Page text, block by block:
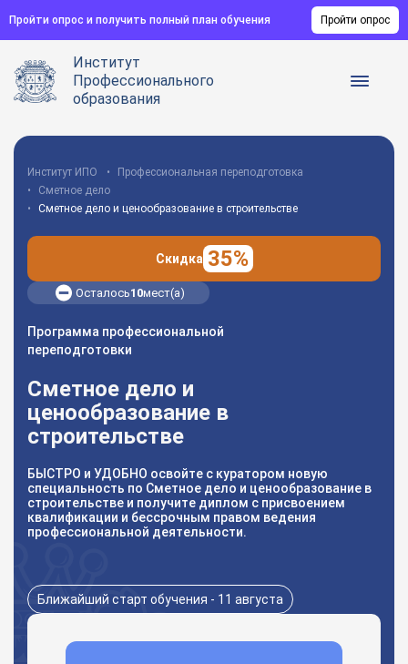
Пройти опрос и получить полный план обучения Пройти опрос
Институт
Профессионального
образования
Институт ИПО
Профессиональная переподготовка
Сметное дело
Сметное дело и ценообразование в строительстве
Скидка 35%
Осталось10мест(а)
Программа профессиональной
переподготовки
Сметное дело и
ценообразование в
строительстве
БЫСТРО и УДОБНО освойте с куратором новую
специальность по Сметное дело и ценообразование в
строительстве и получите диплом с присвоением
квалификации и бессрочным правом ведения
профессиональной деятельности.
Ближайший старт обучения - 11 августа